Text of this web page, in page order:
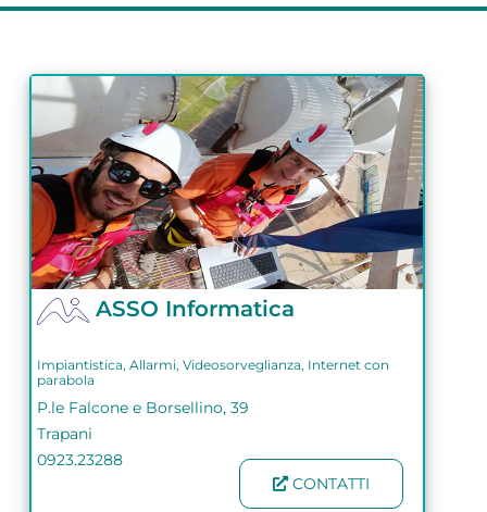
ASSO Informatica
Impiantistica, Allarmi, Videosorveglianza, Internet con
parabola
P.le Falcone e Borsellino, 39
Trapani
0923.23288
CONTATTI